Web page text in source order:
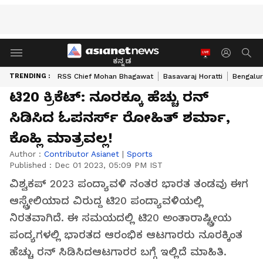
ಕನ್ನಡ
TRENDING : RSS Chief Mohan Bhagawat Basavaraj Horatti
ಟಿ20 ಕ್ರಿಕೆಟ್: ನೂರಕ್ಕೂ ಹೆಚ್ಚು ರನ್‌
ಸಿಡಿಸಿದ ಓಪನರ್ಸ್‌ ರೋಹಿತ್‌ ಶರ್ಮಾ,
ಕೊಹ್ಲಿ ಮಾತ್ರವಲ್ಲ!
Author : Contributor Asianet | Sports
Published : Dec 01 2023, 05:09 PM IST
ವಿಶ್ವಕಪ್‌ 2023 ಪಂದ್ಯಾವಳಿ ನಂತರ ಭಾರತ ತಂಡವು ಈಗ
ಆಸ್ಟ್ರೇಲಿಯಾದ ವಿರುದ್ದ ಟಿ20 ಪಂದ್ಯಾವಳಿಯಲ್ಲಿ
ನಿರತವಾಗಿದೆ. ಈ ಸಮಯದಲ್ಲಿ ಟಿ20 ಅಂತಾರಾಷ್ಟ್ರೀಯ
ಪಂದ್ಯಗಳಲ್ಲಿ ಭಾರತದ ಆರಂಭಿಕ ಆಟಗಾರರು ನೂರಕ್ಕಿಂತ
ಹೆಚ್ಚು ರನ್‌ ಸಿಡಿಸಿದಆಟಗಾರರ ಬಗ್ಗೆ ಇಲ್ಲಿದೆ ಮಾಹಿತಿ.